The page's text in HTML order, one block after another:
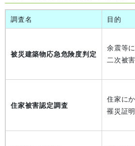
調査名 目的
被災建築物応急危険度判定
余震等
二次被
住家被害認定調査
住家に
罹災証